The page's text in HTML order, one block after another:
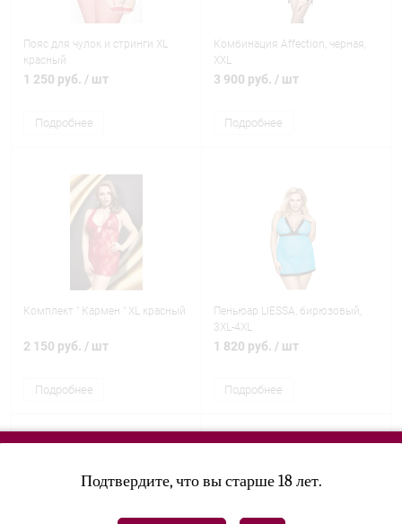
Пояс для чулок и стринги XL
красный
1 250 руб. / шт
Подробнее
Комбинация Affection, черная,
XXL
3 900 руб. / шт
Подробнее
Комплект " Кармен " XL красный
2 150 руб. / шт
Подробнее
Пеньюар LIESSA, бирюзовый,
3XL-4XL
1 820 руб. / шт
Подробнее
Подтвердите, что вы старше 18 лет.